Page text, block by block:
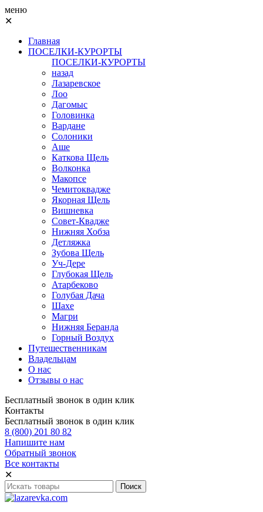
меню
✕
Главная
ПОСЕЛКИ-КУРОРТЫ
ПОСЕЛКИ-КУРОРТЫ
назад
Лазаревское
Лоо
Дагомыс
Головинка
Вардане
Солоники
Аше
Каткова Щель
Волконка
Макопсе
Чемитоквадже
Якорная Щель
Вишневка
Совет-Квадже
Нижняя Хобза
Детляжка
Зубова Щель
Уч-Дере
Глубокая Щель
Атарбеково
Голубая Дача
Шахе
Магри
Нижняя Беранда
Горный Воздух
Путешественникам
Владельцам
О нас
Отзывы о нас
Бесплатный звонок в один клик
Контакты
Бесплатный звонок в один клик
8 (800) 201 80 82
Напишите нам
Обратный звонок
Все контакты
✕